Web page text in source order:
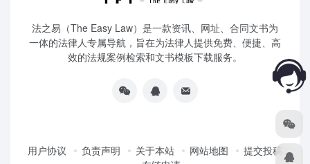
法之易（The Easy Law）是一款资讯、网址、合同文书为
一体的法律人专属导航，旨在为法律人提供免费、便捷、高
效的法规案例检索和文书模板下载服务。
用户协议 负责声明 关于本站 网站地图
提交投稿